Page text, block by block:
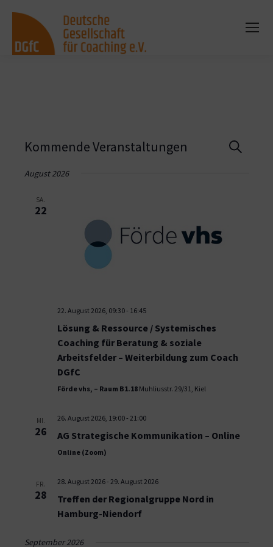
Suche
Kommende Veranstaltungen
August 2026
SA.
22
22. August 2026, 09:30- 16:45
Lösung & Ressource / Systemisches
Coaching für Beratung & soziale
Arbeitsfelder – Weiterbildung zum Coach
DGfC
Förde vhs, – Raum B1.18 Muhliusstr. 29/31, Kiel
MI.
26
26. August 2026, 19:00- 21:00
AG Strategische Kommunikation – Online
Online (Zoom)
FR.
28
28. August 2026- 29. August 2026
Treffen der Regionalgruppe Nord in
Hamburg-Niendorf
September 2026